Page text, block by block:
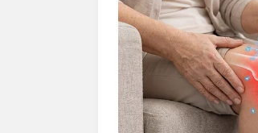
Sebelum memulai
Dream High 2
dan Jiyeon.
Ailee debut pada
naungan YMC
Wheesung.